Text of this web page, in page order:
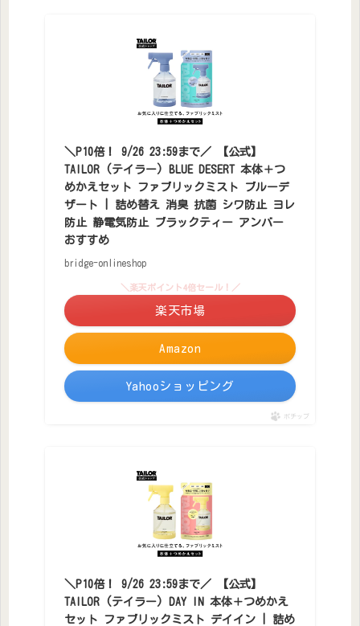
＼P10倍！ 9/26 23:59まで／ 【公式】
TAILOR (テイラー) BLUE DESERT 本体＋つ
めかえセット ファブリックミスト ブルーデ
ザート | 詰め替え 消臭 抗菌 シワ防止 ヨレ
防止 静電気防止 ブラックティー アンバー
おすすめ
bridge-onlineshop
Amazon
＼楽天ポイント4倍セール！／
楽天市場
Yahooショッピング
ポチップ
＼P10倍！ 9/26 23:59まで／ 【公式】
TAILOR (テイラー) DAY IN 本体＋つめかえ
セット ファブリックミスト デイイン | 詰め